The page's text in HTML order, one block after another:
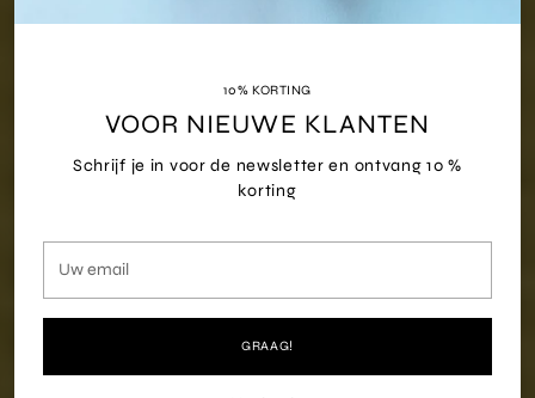
10% KORTING
VOOR NIEUWE KLANTEN
Schrijf je in voor de newsletter en ontvang 10 %
korting
email
GRAAG!